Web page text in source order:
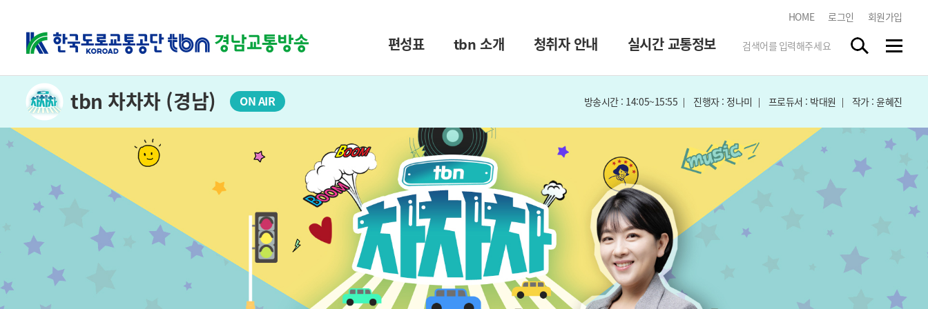
HOME 로그인 회원가입
편성표 tbn 소개 청취자 안내 실시간 교통정보
tbn 교통방송 스마트앱
스마트폰 앱 스토어에서
"tbn"을 검색하시고 무료로
다운받으세요.
실시간 방송듣기
tbn 차차차 (경남) ON AIR 방송시간 : 14:05~15:55 진행자 : 정나미 프로듀서 : 박대원 작가 : 윤혜진